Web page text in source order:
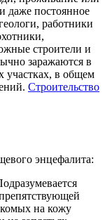
даже постоянное
работники
строители и
заражаются в
участках, в общем
Строительство
энцефалита:
на кожу